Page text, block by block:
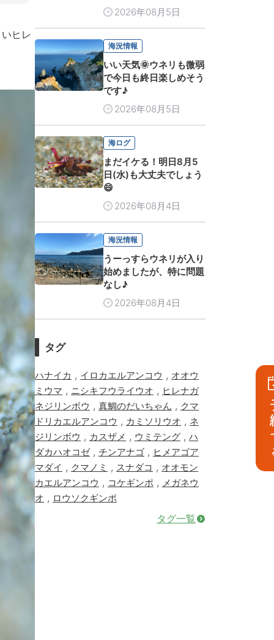
ヒレ
2026年08月5日
海況情報
いい天気🌞ウネリも微弱
で今日も終日楽しめそう
です♪
2026年08月5日
海ログ
まだイケる！明日8月5
日(水)も大丈夫でしょう
😄
2026年08月4日
海況情報
うーっすらウネリが入り
始めましたが、特に問題
なし♪
2026年08月4日
タグ
ハナイカ , イロカエルアンコウ , オオウ
ミウマ , ニシキフウライウオ , ヒレナガ
ネジリンボウ , 真鯛のだいちゃん , クマ
ドリカエルアンコウ , カミソリウオ , ネ
ジリンボウ , カスザメ , ウミテング , ハ
ダカハオコゼ, チンアナゴ , ヒメアゴア
マダイ , クマノミ , スナダコ , オオモン
カエルアンコウ , コケギンポ , メガネウ
オ , ロウソクギンポ
タグ一覧